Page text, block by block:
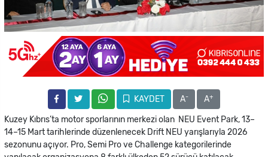
KAYDET A- A+
Kuzey Kıbrıs’ta motor sporlarının merkezi olan NEU Event Park, 13–
14–15 Mart tarihlerinde düzenlenecek Drift NEU yarışlarıyla 2026
sezonunu açıyor. Pro, Semi Pro ve Challenge kategorilerinde